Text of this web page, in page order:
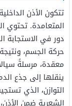
تتكون الأذن
المتعامدة. تحتوي
دور في الاستجابة
حركة الجسم،
معقدة، مرسلةً
ينقلها إلى جذع
التوازن، الذي
الشعرية ضمن